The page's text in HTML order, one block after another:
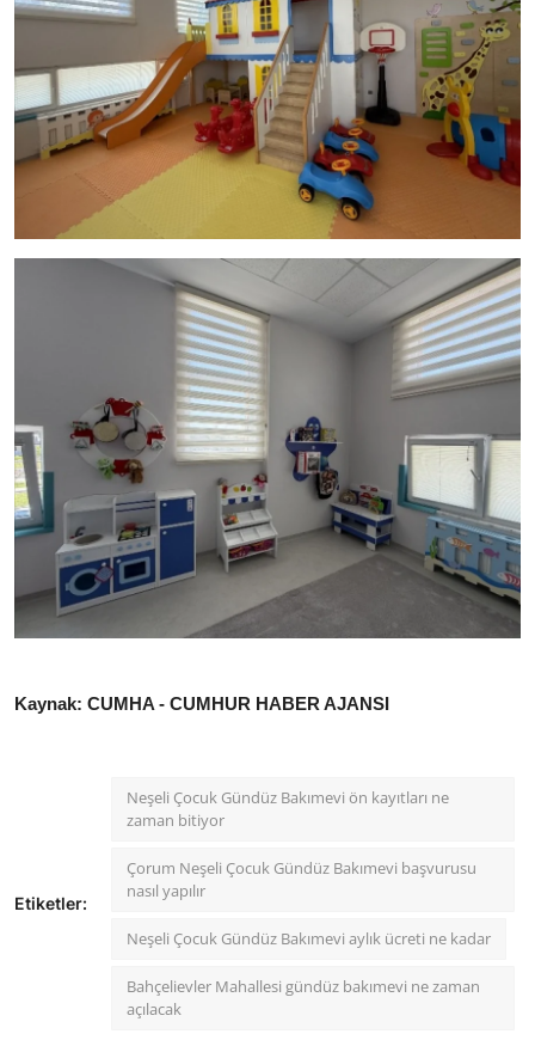
Kaynak: CUMHA - CUMHUR HABER AJANSI
Etiketler:
Neşeli Çocuk Gündüz Bakımevi ön kayıtları ne
zaman bitiyor
Çorum Neşeli Çocuk Gündüz Bakımevi başvurusu
nasıl yapılır
Neşeli Çocuk Gündüz Bakımevi aylık ücreti ne kadar
Bahçelievler Mahallesi gündüz bakımevi ne zaman
açılacak